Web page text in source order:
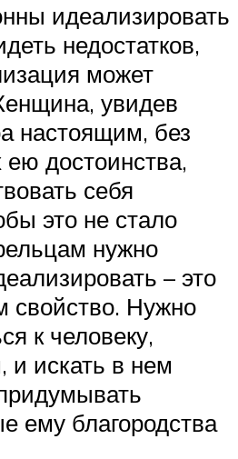
идеализировать
недостатков,
может
увидев
настоящим, без
достоинства,
себя
это не стало
нужно
– это
свойство. Нужно
к человеку,
и искать в нем
ему благородства